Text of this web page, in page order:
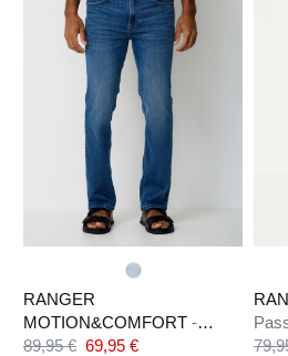
RANGER
MOTION&COMFORT -
normale Passform
Verkaufspreis:
69,95 €
Regulärer Preis:
89,95 €